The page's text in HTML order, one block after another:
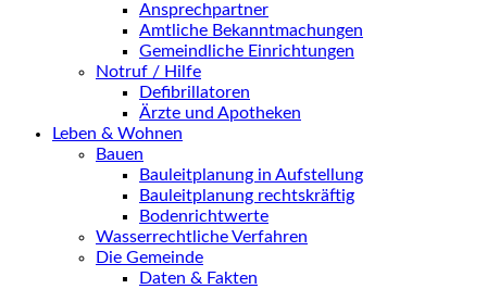
Ansprechpartner
Amtliche Bekanntmachungen
Gemeindliche Einrichtungen
Notruf / Hilfe
Defibrillatoren
Ärzte und Apotheken
Leben & Wohnen
Bauen
Bauleitplanung in Aufstellung
Bauleitplanung rechtskräftig
Bodenrichtwerte
Wasserrechtliche Verfahren
Die Gemeinde
Daten & Fakten